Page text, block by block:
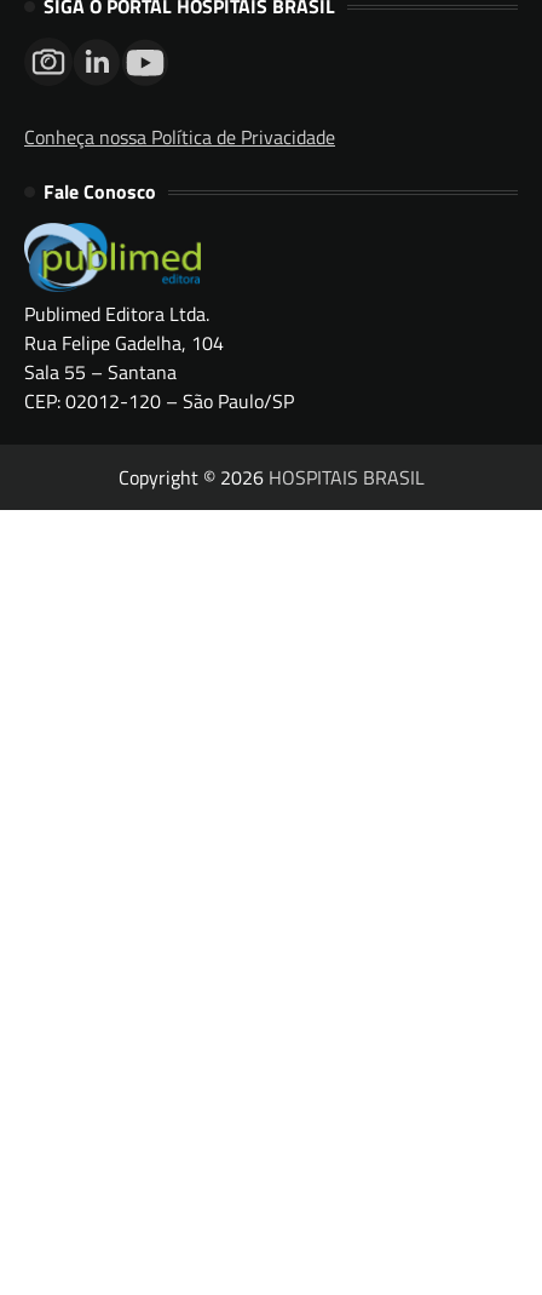
SIGA O PORTAL HOSPITAIS BRASIL
Conheça nossa Política de Privacidade
Fale Conosco
Publimed Editora Ltda.
Rua Felipe Gadelha, 104
Sala 55 – Santana
CEP: 02012-120 – São Paulo/SP
Copyright © 2026 HOSPITAIS BRASIL